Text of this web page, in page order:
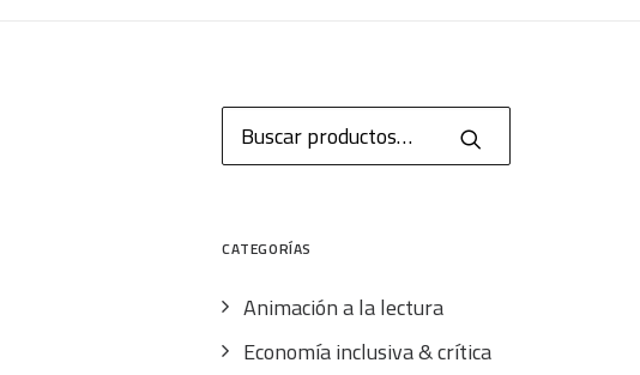
Buscar
por:
CATEGORÍAS
Animación a la lectura
Economía inclusiva & crítica